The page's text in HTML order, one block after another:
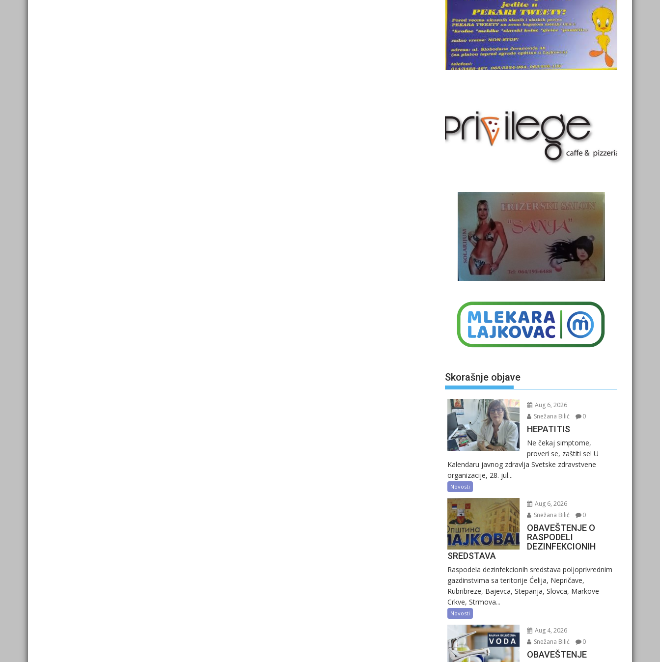
Skorašnje objave
Aug 6, 2026
Snežana Bilić
0
HEPATITIS
Ne čekaj simptome,
proveri se, zaštiti se! U
Kalendaru javnog zdravlja Svetske zdravstvene
organizacije, 28. jul...
Novosti
Aug 6, 2026
Snežana Bilić
0
OBAVEŠTENJE O
RASPODELI
DEZINFEKCIONIH
SREDSTAVA
Raspodela dezinfekcionih sredstava poljoprivrednim
gazdinstvima sa teritorije Ćelija, Nepričave,
Rubribreze, Bajevca, Stepanja, Slovca, Markove
Crkve, Strmova...
Novosti
Aug 4, 2026
Snežana Bilić
0
OBAVEŠTENJE